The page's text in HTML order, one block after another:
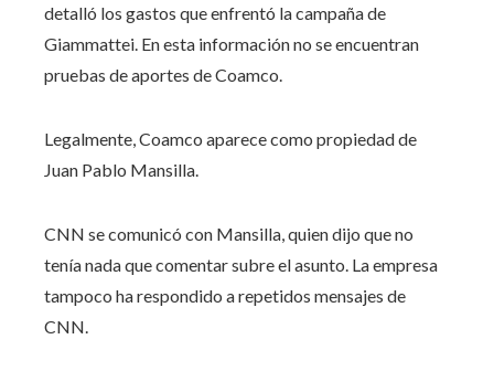
detalló los gastos que enfrentó la campaña de
Giammattei. En esta información no se encuentran
pruebas de aportes de Coamco.
Legalmente, Coamco aparece como propiedad de
Juan Pablo Mansilla.
CNN se comunicó con Mansilla, quien dijo que no
tenía nada que comentar subre el asunto. La empresa
tampoco ha respondido a repetidos mensajes de
CNN.